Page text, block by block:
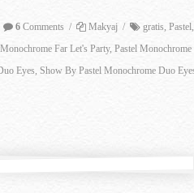
6 Comments / Makyaj / gratis ,Pastel
Far Let's Party, Pastel Monochrome
Eyes Show By Pastel Monochrome Duo